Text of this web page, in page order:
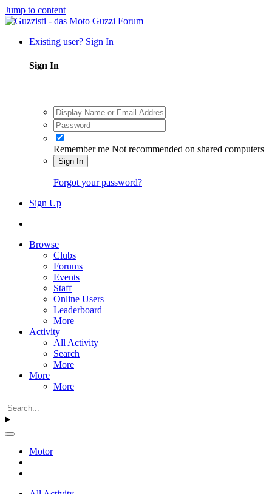
Jump to content
Existing user? Sign In
Sign In
Remember me Not recommended on shared computers
Sign In
Forgot your password?
Sign Up
Browse
Clubs
Forums
Events
Staff
Online Users
Leaderboard
More
Activity
All Activity
Search
More
More
More
Motor